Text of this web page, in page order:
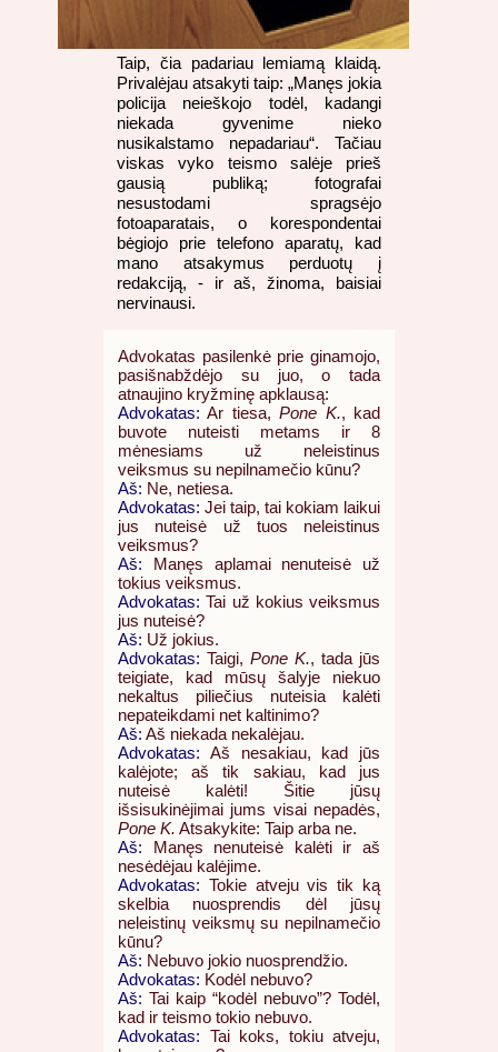
Taip, čia padariau lemiamą klaidą.
Privalėjau atsakyti taip: „Manęs jokia
policija neieškojo todėl, kadangi
niekada gyvenime nieko
nusikalstamo nepadariau“. Tačiau
viskas vyko teismo salėje prieš
gausią publiką; fotografai
nesustodami spragsėjo
fotoaparatais, o korespondentai
bėgiojo prie telefono aparatų, kad
mano atsakymus perduotų į
redakciją, - ir aš, žinoma, baisiai
nervinausi.
Advokatas pasilenkė prie ginamojo,
pasišnabždėjo su juo, o tada
atnaujino kryžminę apklausą:
Advokatas: Ar tiesa,Pone K., kad
buvote nuteisti metams ir 8
mėnesiams už neleistinus
veiksmus su nepilnamečio kūnu?
Aš: Ne, netiesa.
Advokatas: Jei taip, tai kokiam laikui
jus nuteisė už tuos neleistinus
veiksmus?
Aš: Manęs aplamai nenuteisė už
tokius veiksmus.
Advokatas: Tai už kokius veiksmus
jus nuteisė?
Aš: Už jokius.
Advokatas: Taigi, Pone K., tada jūs
teigiate, kad mūsų šalyje niekuo
nekaltus piliečius nuteisia kalėti
nepateikdami net kaltinimo?
Aš: Aš niekada nekalėjau.
Advokatas: Aš nesakiau, kad jūs
kalėjote; aš tik sakiau, kad jus
nuteisė kalėti! Šitie jūsų
išsisukinėjimai jums visai nepadės,
Pone K. Atsakykite: Taip arba ne.
Aš: Manęs nenuteisė kalėti ir aš
nesėdėjau kalėjime.
Advokatas: Tokie atveju vis tik ką
skelbia nuosprendis dėl jūsų
neleistinų veiksmų su nepilnamečio
kūnu?
Aš: Nebuvo jokio nuosprendžio.
Advokatas: Kodėl nebuvo?
Aš: Tai kaip “kodėl nebuvo”? Todėl,
kad ir teismo tokio nebuvo.
Advokatas: Tai koks, tokiu atveju,